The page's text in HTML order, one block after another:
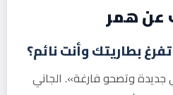
عن همر
بطاريتك وأنت نائم؟
جديدة وتصحو فارغة». الجاني